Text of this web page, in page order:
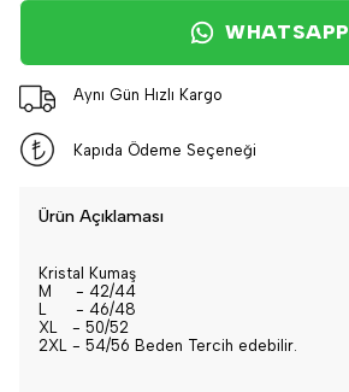
WHATSAPP
Aynı Gün Hızlı Kargo
Kapıda Ödeme Seçeneği
Ürün Açıklaması
Kristal Kumaş
M - 42/44
L - 46/48
XL - 50/52
2XL - 54/56 Beden Tercih edebilir.